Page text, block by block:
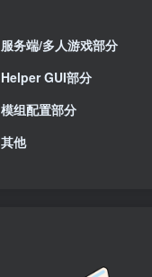
服务端/多人游戏部分
Helper GUI部分
模组配置部分
其他